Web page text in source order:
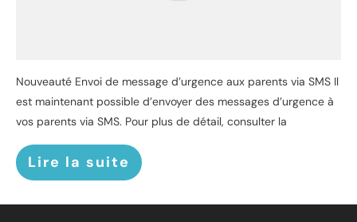
Nouveauté Envoi de message d’urgence aux parents via SMS Il
est maintenant possible d’envoyer des messages d’urgence à
vos parents via SMS. Pour plus de détail, consulter la
Lire la suite